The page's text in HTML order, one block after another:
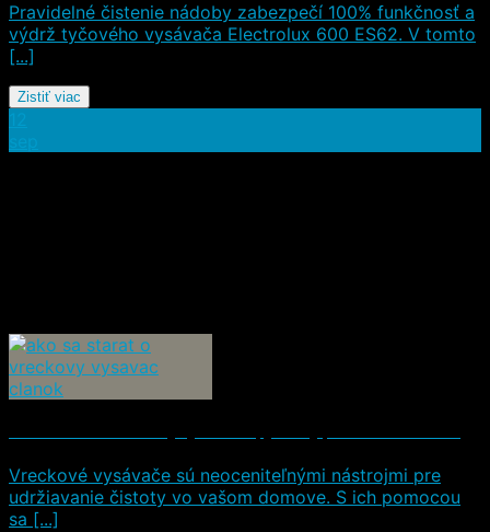
Pravidelné čistenie nádoby zabezpečí 100% funkčnosť a
výdrž tyčového vysávača Electrolux 600 ES62. V tomto
[...]
Zistiť viac
Vreckové vysávače sú neoceniteľnými nástrojmi pre
udržiavanie čistoty vo vašom domove. S ich pomocou
sa [...]